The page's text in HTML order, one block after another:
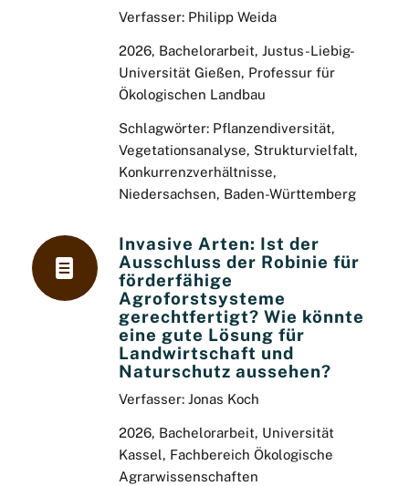
Verfasser: Philipp Weida
2026, Bachelorarbeit, Justus-Liebig-
Universität Gießen, Professur für
Ökologischen Landbau
Schlagwörter: Pflanzendiversität,
Vegetationsanalyse, Strukturvielfalt,
Konkurrenzverhältnisse,
Niedersachsen, Baden-Württemberg
Invasive Arten: Ist der
Ausschluss der Robinie für
förderfähige
Agroforstsysteme
gerechtfertigt? Wie könnte
eine gute Lösung für
Landwirtschaft und
Naturschutz aussehen?
Verfasser: Jonas Koch
2026, Bachelorarbeit, Universität
Kassel, Fachbereich Ökologische
Agrarwissenschaften